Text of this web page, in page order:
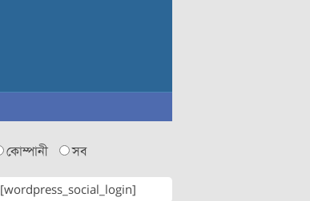
কোম্পানী সব
[wordpress_social_login]